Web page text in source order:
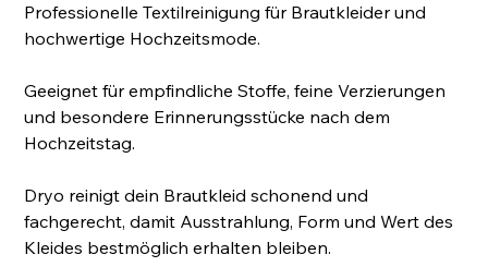
Professionelle Textilreinigung für Brautkleider und
hochwertige Hochzeitsmode.
Geeignet für empfindliche Stoffe, feine Verzierungen
und besondere Erinnerungsstücke nach dem
Hochzeitstag.
Dryo reinigt dein Brautkleid schonend und
fachgerecht, damit Ausstrahlung, Form und Wert des
Kleides bestmöglich erhalten bleiben.